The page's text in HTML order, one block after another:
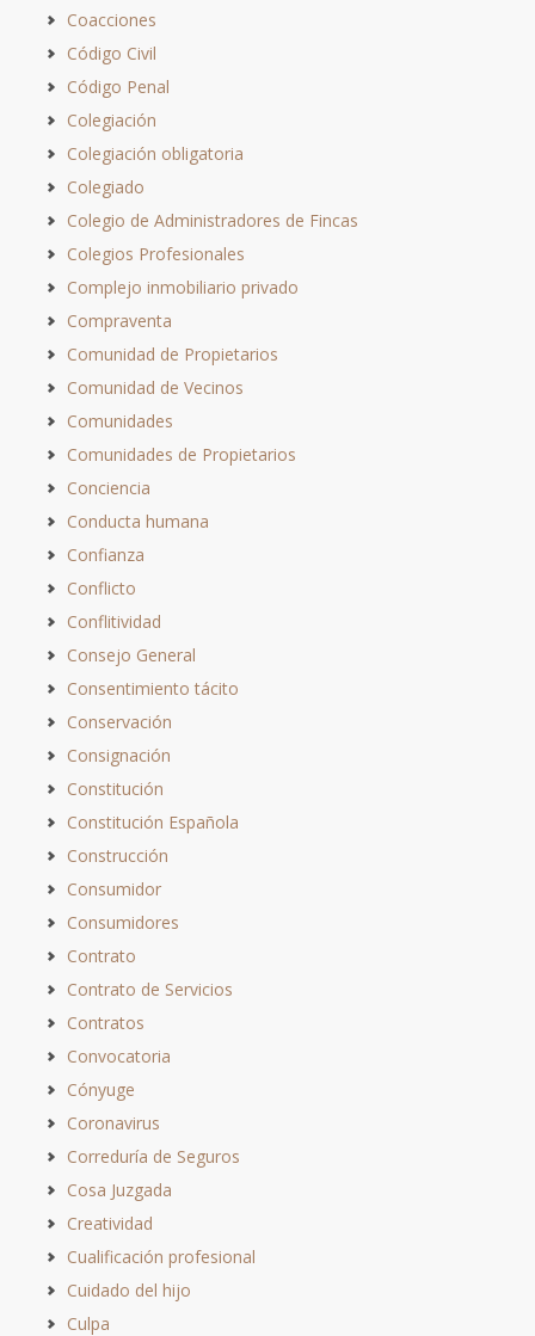
Coacciones
Código Civil
Código Penal
Colegiación
Colegiación obligatoria
Colegiado
Colegio de Administradores de Fincas
Colegios Profesionales
Complejo inmobiliario privado
Compraventa
Comunidad de Propietarios
Comunidad de Vecinos
Comunidades
Comunidades de Propietarios
Conciencia
Conducta humana
Confianza
Conflicto
Conflitividad
Consejo General
Consentimiento tácito
Conservación
Consignación
Constitución
Constitución Española
Construcción
Consumidor
Consumidores
Contrato
Contrato de Servicios
Contratos
Convocatoria
Cónyuge
Coronavirus
Correduría de Seguros
Cosa Juzgada
Creatividad
Cualificación profesional
Cuidado del hijo
Culpa